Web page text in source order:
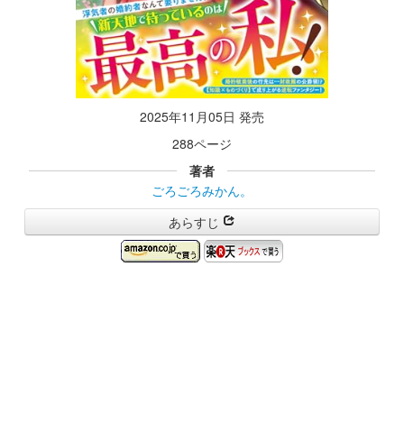
2025年11月05日 発売
288ページ
著者
ごろごろみかん。
あらすじ